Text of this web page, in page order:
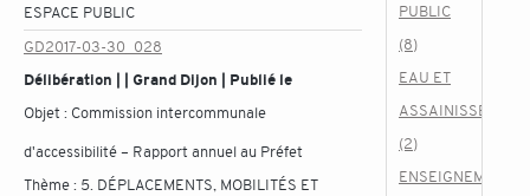
ESPACE PUBLIC
GD2017-03-30_028
Délibération | | Grand Dijon | Publié le
Objet : Commission intercommunale
d'accessibilité – Rapport annuel au Préfet
Thème : 5. DÉPLACEMENTS, MOBILITÉS ET
PUBLIC
(8)
EAU ET
ASSAINISSEMENT
(2)
ENSEIGNEMENT